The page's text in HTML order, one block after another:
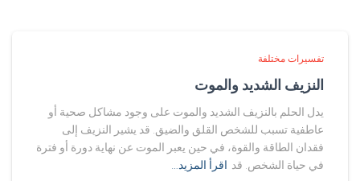
تفسيرات مختلفة
النزيف الشديد والموت
يدل الحلم بالنزيف الشديد والموت على وجود مشاكل صحية أو
عاطفية تسبب للشخص القلق والضيق. قد يشير النزيف إلى
فقدان الطاقة والقوة، في حين يعبر الموت عن نهاية دورة أو فترة
في حياة الشخص. قد اقرأ المزيد…